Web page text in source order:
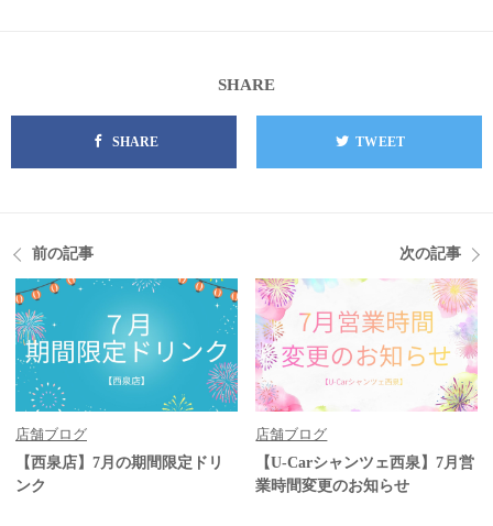
SHARE
SHARE TWEET
前の記事
店舗ブログ
【西泉店】7月の期間限定ドリ
ンク
次の記事
店舗ブログ
【U-Carシャンツェ西泉】7月営
業時間変更のお知らせ